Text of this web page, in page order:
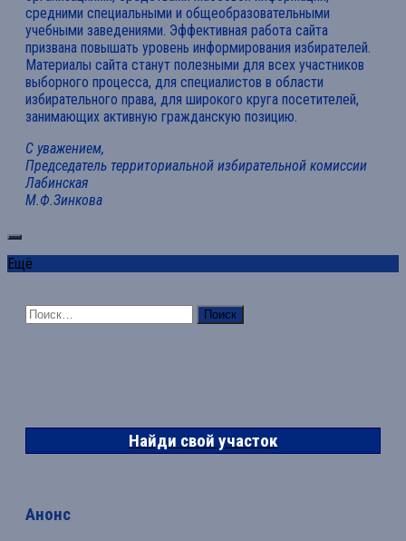
средними специальными и общеобразовательными
учебными заведениями. Эффективная работа сайта
призвана повышать уровень информирования избирателей.
Материалы сайта станут полезными для всех участников
выборного процесса, для специалистов в области
избирательного права, для широкого круга посетителей,
занимающих активную гражданскую позицию.
С уважением,
Председатель территориальной избирательной комиссии
Лабинская
М.Ф.Зинкова
Ещё
Найти:
Найди свой участок
Анонс